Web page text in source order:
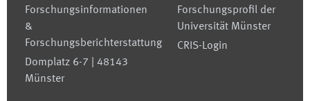
Forschungsinformationen
&
Forschungsberichterstattung
Domplatz 6-7 | 48143
Münster
Forschungsprofil der
Universität Münster
CRIS-Login